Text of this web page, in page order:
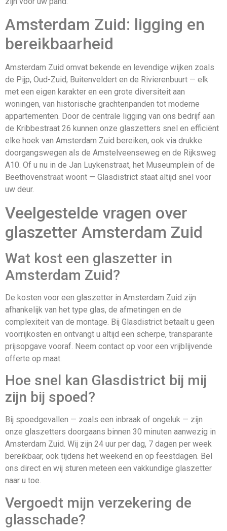
Amsterdam Zuid: ligging en
bereikbaarheid
Amsterdam Zuid omvat bekende en levendige wijken zoals
de Pijp, Oud-Zuid, Buitenveldert en de Rivierenbuurt — elk
met een eigen karakter en een grote diversiteit aan
woningen, van historische grachtenpanden tot moderne
appartementen. Door de centrale ligging van ons bedrijf aan
de Kribbestraat 26 kunnen onze glaszetters snel en efficiënt
elke hoek van Amsterdam Zuid bereiken, ook via drukke
doorgangswegen als de Amstelveenseweg en de Rijksweg
A10. Of u nu in de Jan Luykenstraat, het Museumplein of de
Beethovenstraat woont — Glasdistrict staat altijd snel voor
uw deur.
Veelgestelde vragen over
glaszetter Amsterdam Zuid
Wat kost een glaszetter in
Amsterdam Zuid?
De kosten voor een glaszetter in Amsterdam Zuid zijn
afhankelijk van het type glas, de afmetingen en de
complexiteit van de montage. Bij Glasdistrict betaalt u geen
voorrijkosten en ontvangt u altijd een scherpe, transparante
prijsopgave vooraf. Neem contact op voor een vrijblijvende
offerte op maat.
Hoe snel kan Glasdistrict bij mij
zijn bij spoed?
Bij spoedgevallen — zoals een inbraak of ongeluk — zijn
onze glaszetters doorgaans binnen 30 minuten aanwezig in
Amsterdam Zuid. Wij zijn 24 uur per dag, 7 dagen per week
bereikbaar, ook tijdens het weekend en op feestdagen. Bel
ons direct en wij sturen meteen een vakkundige glaszetter
naar u toe.
Vergoedt mijn verzekering de
glasschade?